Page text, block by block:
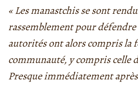
« Les manastchis se sont
rassemblement pour
autorités ont alors compris la
communauté, y compris celle
Presque immédiatement